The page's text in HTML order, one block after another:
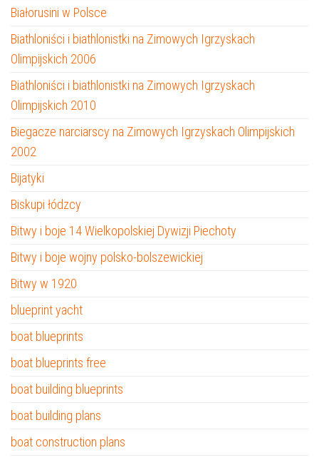
Białorusini w Polsce
Biathloniści i biathlonistki na Zimowych Igrzyskach
Olimpijskich 2006
Biathloniści i biathlonistki na Zimowych Igrzyskach
Olimpijskich 2010
Biegacze narciarscy na Zimowych Igrzyskach Olimpijskich
2002
Bijatyki
Biskupi łódzcy
Bitwy i boje 14 Wielkopolskiej Dywizji Piechoty
Bitwy i boje wojny polsko-bolszewickiej
Bitwy w 1920
blueprint yacht
boat blueprints
boat blueprints free
boat building blueprints
boat building plans
boat construction plans